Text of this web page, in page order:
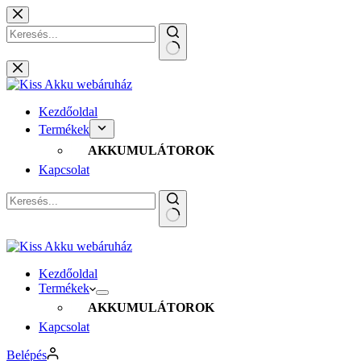
Skip
to
content
No
results
Kezdőoldal
Termékek
AKKUMULÁTOROK
Kapcsolat
results
Kezdőoldal
Termékek
AKKUMULÁTOROK
Kapcsolat
Belépés